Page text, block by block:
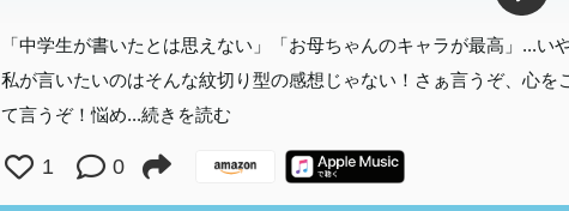
「中学生が書いたとは思えない」「お母ちゃんのキャラが最高」...いや
私が言いたいのはそんな紋切り型の感想じゃない！さぁ言うぞ、心を
て言うぞ！悩め...続きを読む
1 0